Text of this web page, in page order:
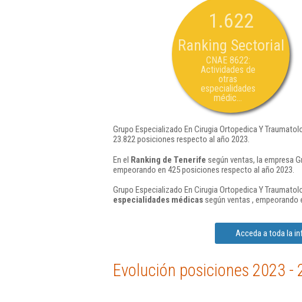
1.622
Ranking Sectorial
CNAE 8622:
Actividades de
otras
especialidades
médic...
Grupo Especializado En Cirugia Ortopedica Y
23.822 posiciones respecto al año 2023.
En el Ranking de Tenerife según ventas, la empresa
empeorando en 425 posiciones respecto al año 2023.
Grupo Especializado En Cirugia Ortopedica Y
especialidades médicassegún ventas ,
Acceda a toda la
Evolución posiciones 2023 -